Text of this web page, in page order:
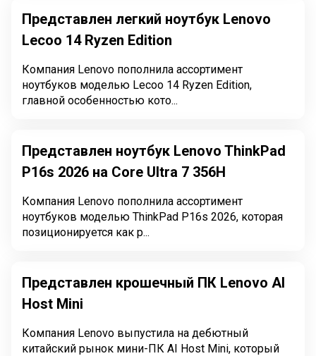
Представлен легкий ноутбук Lenovo
Lecoo 14 Ryzen Edition
Компания Lenovo пополнила ассортимент
ноутбуков моделью Lecoo 14 Ryzen Edition,
главной особенностью кото...
Представлен ноутбук Lenovo ThinkPad
P16s 2026 на Core Ultra 7 356H
Компания Lenovo пополнила ассортимент
ноутбуков моделью ThinkPad P16s 2026, которая
позиционируется как р...
Представлен крошечный ПК Lenovo AI
Host Mini
Компания Lenovo выпустила на дебютный
китайский рынок мини-ПК AI Host Mini, который